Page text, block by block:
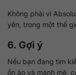
Không phải vì
yên, trong một thế
6. Gợi ý
Nếu bạn đang tìm
ồn ào và mạnh mẽ,